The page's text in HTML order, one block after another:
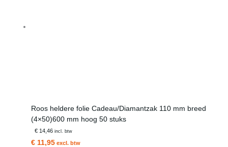
Roos heldere folie Cadeau/Diamantzak 110 mm breed
(4×50)600 mm hoog 50 stuks
€ 14,46incl. btw
€ 11,95 excl. btw